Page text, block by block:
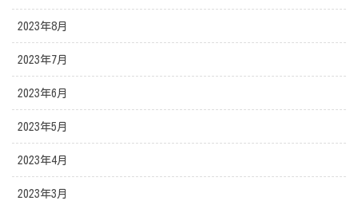
2023年8月
2023年7月
2023年6月
2023年5月
2023年4月
2023年3月